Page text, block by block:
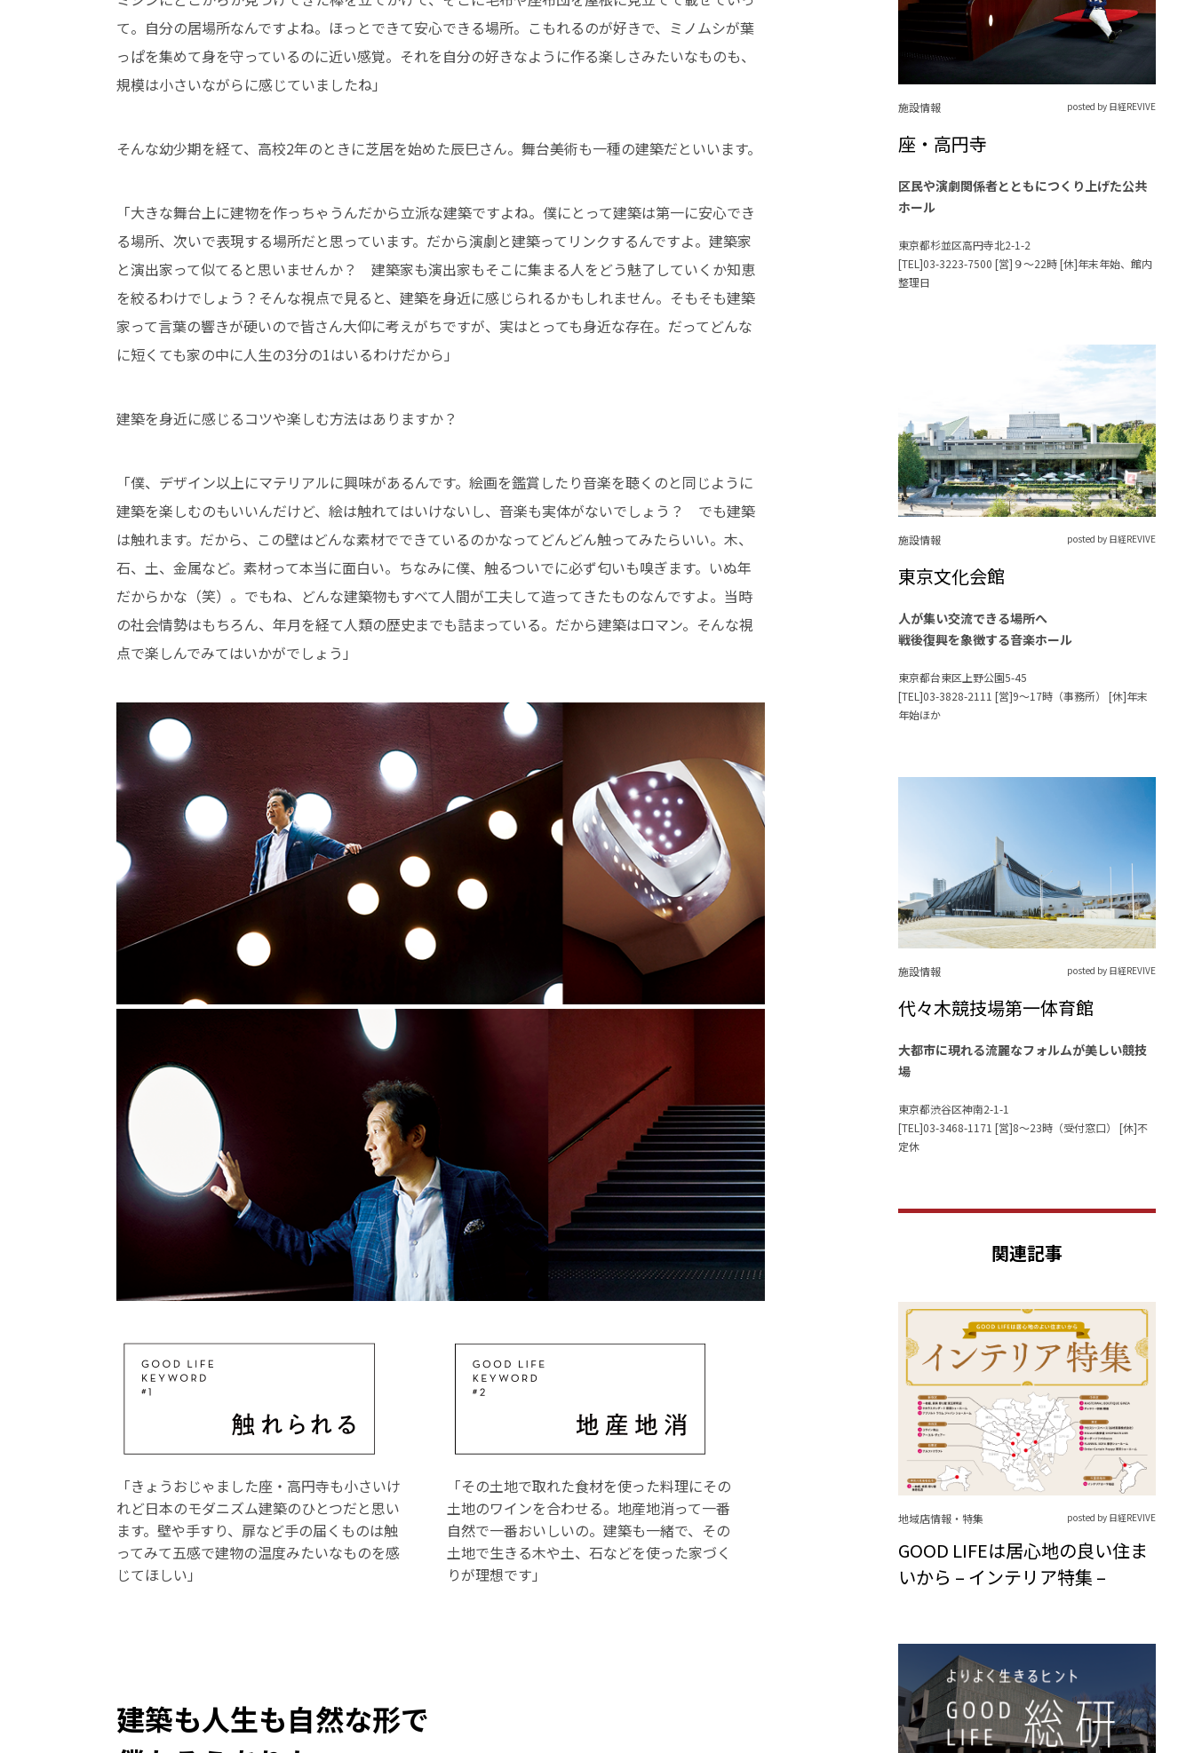
て。自分の居場所なんですよね。ほっとできて安心できる場所。こもれるのが好きで、ミノムシが葉
っぱを集めて身を守っているのに近い感覚。それを自分の好きなように作る楽しさみたいなものも、
規模は小さいながらに感じていましたね」
そんな幼少期を経て、高校2年のときに芝居を始めた辰巳さん。舞台美術も一種の建築だといいます。
「大きな舞台上に建物を作っちゃうんだから立派な建築ですよね。僕にとって建築は第一に安心でき
る場所、次いで表現する場所だと思っています。だから演劇と建築ってリンクするんですよ。建築家
と演出家って似てると思いませんか？ 建築家も演出家もそこに集まる人をどう魅了していくか知恵
を絞るわけでしょう？そんな視点で見ると、建築を身近に感じられるかもしれません。そもそも建築
家って言葉の響きが硬いので皆さん大仰に考えがちですが、実はとっても身近な存在。だってどんな
に短くても家の中に人生の3分の1はいるわけだから」
建築を身近に感じるコツや楽しむ方法はありますか？
「僕、デザイン以上にマテリアルに興味があるんです。絵画を鑑賞したり音楽を聴くのと同じように
建築を楽しむのもいいんだけど、絵は触れてはいけないし、音楽も実体がないでしょう？ でも建築
は触れます。だから、この壁はどんな素材でできているのかなってどんどん触ってみたらいい。木、
石、土、金属など。素材って本当に面白い。ちなみに僕、触るついでに必ず匂いも嗅ぎます。いぬ年
だからかな（笑）。でもね、どんな建築物もすべて人間が工夫して造ってきたものなんですよ。当時
の社会情勢はもちろん、年月を経て人類の歴史までも詰まっている。だから建築はロマン。そんな視
点で楽しんでみてはいかがでしょう」
「きょうおじゃました座・高円寺も小さいけ
れど日本のモダニズム建築のひとつだと思い
ます。壁や手すり、扉など手の届くものは触
ってみて五感で建物の温度みたいなものを感
じてほしい」
「その土地で取れた食材を使った料理にその
土地のワインを合わせる。地産地消って一番
自然で一番おいしいの。建築も一緒で、その
土地で生きる木や土、石などを使った家づく
りが理想です」
建築も人生も自然な形で
施設情報 posted by 日経REVIVE
座・高円寺
区民や演劇関係者とともにつくり上げた公共
ホール
東京都杉並区高円寺北2-1-2
[TEL]03-3223-7500 [営]９～22時 [休]年末年始、館内
整理日
施設情報 posted by 日経REVIVE
東京文化会館
人が集い交流できる場所へ
戦後復興を象徴する音楽ホール
東京都台東区上野公園5-45
[TEL]03-3828-2111 [営]9～17時（事務所） [休]年末
年始ほか
施設情報 posted by 日経REVIVE
代々木競技場第一体育館
大都市に現れる流麗なフォルムが美しい競技
場
東京都渋谷区神南2-1-1
[TEL]03-3468-1171 [営]8～23時（受付窓口） [休]不
定休
関連記事
地域店情報・特集 posted by 日経REVIVE
GOOD LIFEは居心地の良い住ま
いから – インテリア特集 –